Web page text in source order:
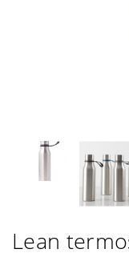
Lean